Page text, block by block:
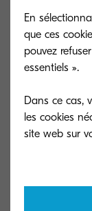
Temps de
Environ 19
la mise sous
En copie/
: 10,8 W, En
Garantie
Garantie 1
En
que ces
pouvez
essentiels ».
Dans ce cas,
les cookies